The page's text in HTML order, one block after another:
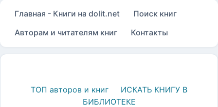
Главная - Книги на dolit.net
Поиск книг
Авторам и читателям книг
Контакты
ТОП авторов и книг
ИСКАТЬ КНИГУ В
БИБЛИОТЕКЕ